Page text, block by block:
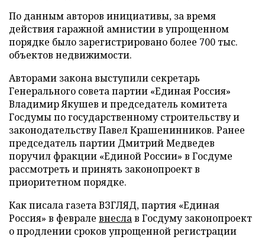
По данным авторов инициативы, за время
действия гаражной амнистии в упрощенном
порядке было зарегистрировано более 700 тыс.
объектов недвижимости.
Авторами закона выступили секретарь
Генерального совета партии «Единая Россия»
Владимир Якушев и председатель комитета
Госдумы по государственному строительству и
законодательству Павел Крашенинников. Ранее
председатель партии Дмитрий Медведев
поручил фракции «Единой России» в Госдуме
рассмотреть и принять законопроект в
приоритетном порядке.
Как писала газета ВЗГЛЯД, партия «Единая
Россия» в феврале внеслав Госдуму законопроект
о продлении сроков упрощенной регистрации